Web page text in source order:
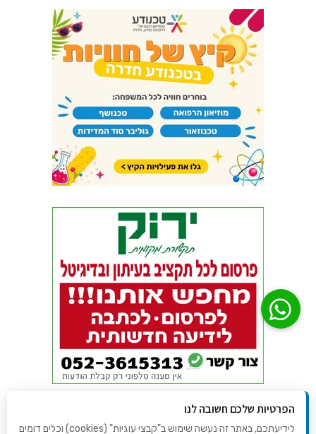
הפרטיות שלכם חשובה לנו
לידיעתכם, באתר זה נעשה שימוש ב"קבצי עוגיות" (cookies) וכלים דומים